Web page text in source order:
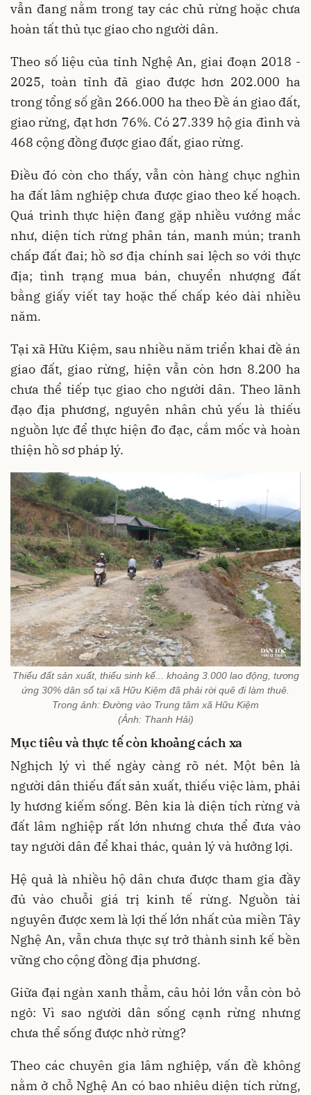
vẫn đang nằm trong tay các chủ rừng hoặc chưa
hoàn tất thủ tục giao cho người dân.
Theo số liệu của tỉnh Nghệ An, giai đoạn 2018 -
2025, toàn tỉnh đã giao được hơn 202.000 ha
trong tổng số gần 266.000 ha theo Đề án giao đất,
giao rừng, đạt hơn 76%. Có 27.339 hộ gia đình và
468 cộng đồng được giao đất, giao rừng.
Điều đó còn cho thấy, vẫn còn hàng chục nghìn
ha đất lâm nghiệp chưa được giao theo kế hoạch.
Quá trình thực hiện đang gặp nhiều vướng mắc
như, diện tích rừng phân tán, manh mún; tranh
chấp đất đai; hồ sơ địa chính sai lệch so với thực
địa; tình trạng mua bán, chuyển nhượng đất
bằng giấy viết tay hoặc thế chấp kéo dài nhiều
năm.
Tại xã Hữu Kiệm, sau nhiều năm triển khai đề án
giao đất, giao rừng, hiện vẫn còn hơn 8.200 ha
chưa thể tiếp tục giao cho người dân. Theo lãnh
đạo địa phương, nguyên nhân chủ yếu là thiếu
nguồn lực để thực hiện đo đạc, cắm mốc và hoàn
thiện hồ sơ pháp lý.
Thiếu đất sản xuất, thiếu sinh kế... khoảng 3.000 lao động, tương
ứng 30% dân số tại xã Hữu Kiệm đã phải rời quê đi làm thuê.
Trong ảnh: Đường vào Trung tâm xã Hữu Kiệm
(Ảnh: Thanh Hải)
Mục tiêu và thực tế còn khoảng cách xa
Nghịch lý vì thế ngày càng rõ nét. Một bên là
người dân thiếu đất sản xuất, thiếu việc làm, phải
ly hương kiếm sống. Bên kia là diện tích rừng và
đất lâm nghiệp rất lớn nhưng chưa thể đưa vào
tay người dân để khai thác, quản lý và hưởng lợi.
Hệ quả là nhiều hộ dân chưa được tham gia đầy
đủ vào chuỗi giá trị kinh tế rừng. Nguồn tài
nguyên được xem là lợi thế lớn nhất của miền Tây
Nghệ An, vẫn chưa thực sự trở thành sinh kế bền
vững cho cộng đồng địa phương.
Giữa đại ngàn xanh thẳm, câu hỏi lớn vẫn còn bỏ
ngỏ: Vì sao người dân sống cạnh rừng nhưng
chưa thể sống được nhờ rừng?
Theo các chuyên gia lâm nghiệp, vấn đề không
nằm ở chỗ Nghệ An có bao nhiêu diện tích rừng,